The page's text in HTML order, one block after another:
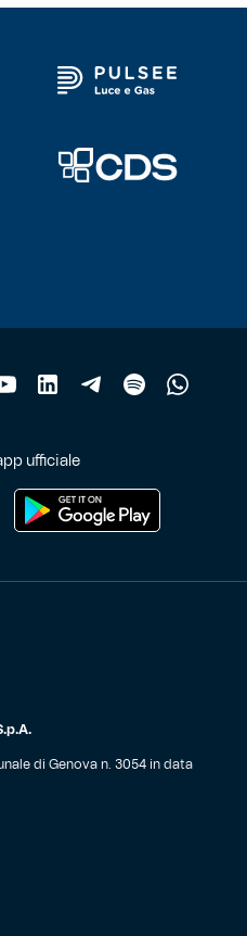
ufficiale
di Genova n. 3054 in data